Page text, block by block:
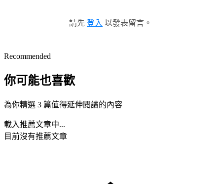
請先 登入 以發表留言。
Recommended
你可能也喜歡
為你精選 3 篇值得延伸閱讀的內容
載入推薦文章中...
目前沒有推薦文章